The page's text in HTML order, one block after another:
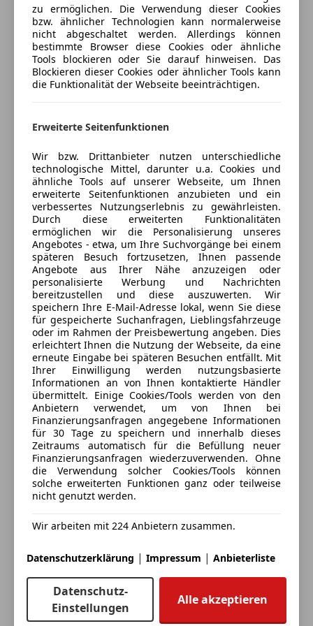
Extras
Alufelgen
Dachreling
Schiebetür
Winterreifen
*Beheizbare Frontscheibe& Regensensor
*Heckscheiben abgedunkel & Perleffekt-Lackierung
Assistenzsysteme & Sicherheit
Funktion) & Speed-Limiter
*Parklenkassistent (Park Assist) – Fahrzeug parkt
selbstständig ein
*Park-Distance-Control (PDC) vorn und hinten
*Front Assistmit City-Notbremsfunktion &
Multikollisionsbremse
*Müdigkeitserkennung & Berganfahr-Assistent
*Umfangreiches Airbag-System (inkl. Kopf- und
Seitenairbags)
Infotainment & Konnektivität
*Audio-Navigationssystem Discover Mediamit
Farbdisplay
*App-Connect(Apple CarPlay / Android Auto), WLAN-
Hotspot & DAB+ Digitalradio
*Sprachsteuerung & elektronische
Schnittstellen
Komfort & Innenraum
*2-ZonenKlimaautomatik
Verkäufer Händler
WS - Automobile
(100% Weiterempfehlungen)
Laufenbach 102,
4775 Taufkirchen an der Pram, AT
Kontakt
Firma WS-Automobile
Alle Fahrzeuge des Anbieters
Anbieter kontaktieren
Deine Nachricht
Schritt
Ich möchte mein Auto in Zahlung geben
(unverbindlich).
Fahrzeugdaten hinzufügen
zu ermöglichen. Die Verwendung dieser Cookies
bzw. ähnlicher Technologien kann normalerweise
nicht abgeschaltet werden. Allerdings können
bestimmte Browser diese Cookies oder ähnliche
Tools blockieren oder Sie darauf hinweisen. Das
Blockieren dieser Cookies oder ähnlicher Tools kann
die Funktionalität der Webseite beeinträchtigen.
Erweiterte Seitenfunktionen
Wir bzw. Drittanbieter nutzen unterschiedliche
technologische Mittel, darunter u.a. Cookies und
ähnliche Tools auf unserer Webseite, um Ihnen
erweiterte Seitenfunktionen anzubieten und ein
verbessertes Nutzungserlebnis zu gewährleisten.
Durch diese erweiterten Funktionalitäten
ermöglichen wir die Personalisierung unseres
Angebotes - etwa, um Ihre Suchvorgänge bei einem
späteren Besuch fortzusetzen, Ihnen passende
Angebote aus Ihrer Nähe anzuzeigen oder
personalisierte Werbung und Nachrichten
bereitzustellen und diese auszuwerten. Wir
speichern Ihre E-Mail-Adresse lokal, wenn Sie diese
für gespeicherte Suchanfragen, Lieblingsfahrzeuge
oder im Rahmen der Preisbewertung angeben. Dies
erleichtert Ihnen die Nutzung der Webseite, da eine
erneute Eingabe bei späteren Besuchen entfällt. Mit
Ihrer Einwilligung werden nutzungsbasierte
Informationen an von Ihnen kontaktierte Händler
übermittelt. Einige Cookies/Tools werden von den
Anbietern verwendet, um von Ihnen bei
Finanzierungsanfragen angegebene Informationen
für 30 Tage zu speichern und innerhalb dieses
Zeitraums automatisch für die Befüllung neuer
Finanzierungsanfragen wiederzuverwenden. Ohne
die Verwendung solcher Cookies/Tools können
solche erweiterten Funktionen ganz oder teilweise
nicht genutzt werden.
Wir arbeiten mit 224 Anbietern zusammen.
Datenschutzerklärung | Impressum | Anbieterliste
Datenschutz-
Einstellungen
Alle akzeptieren